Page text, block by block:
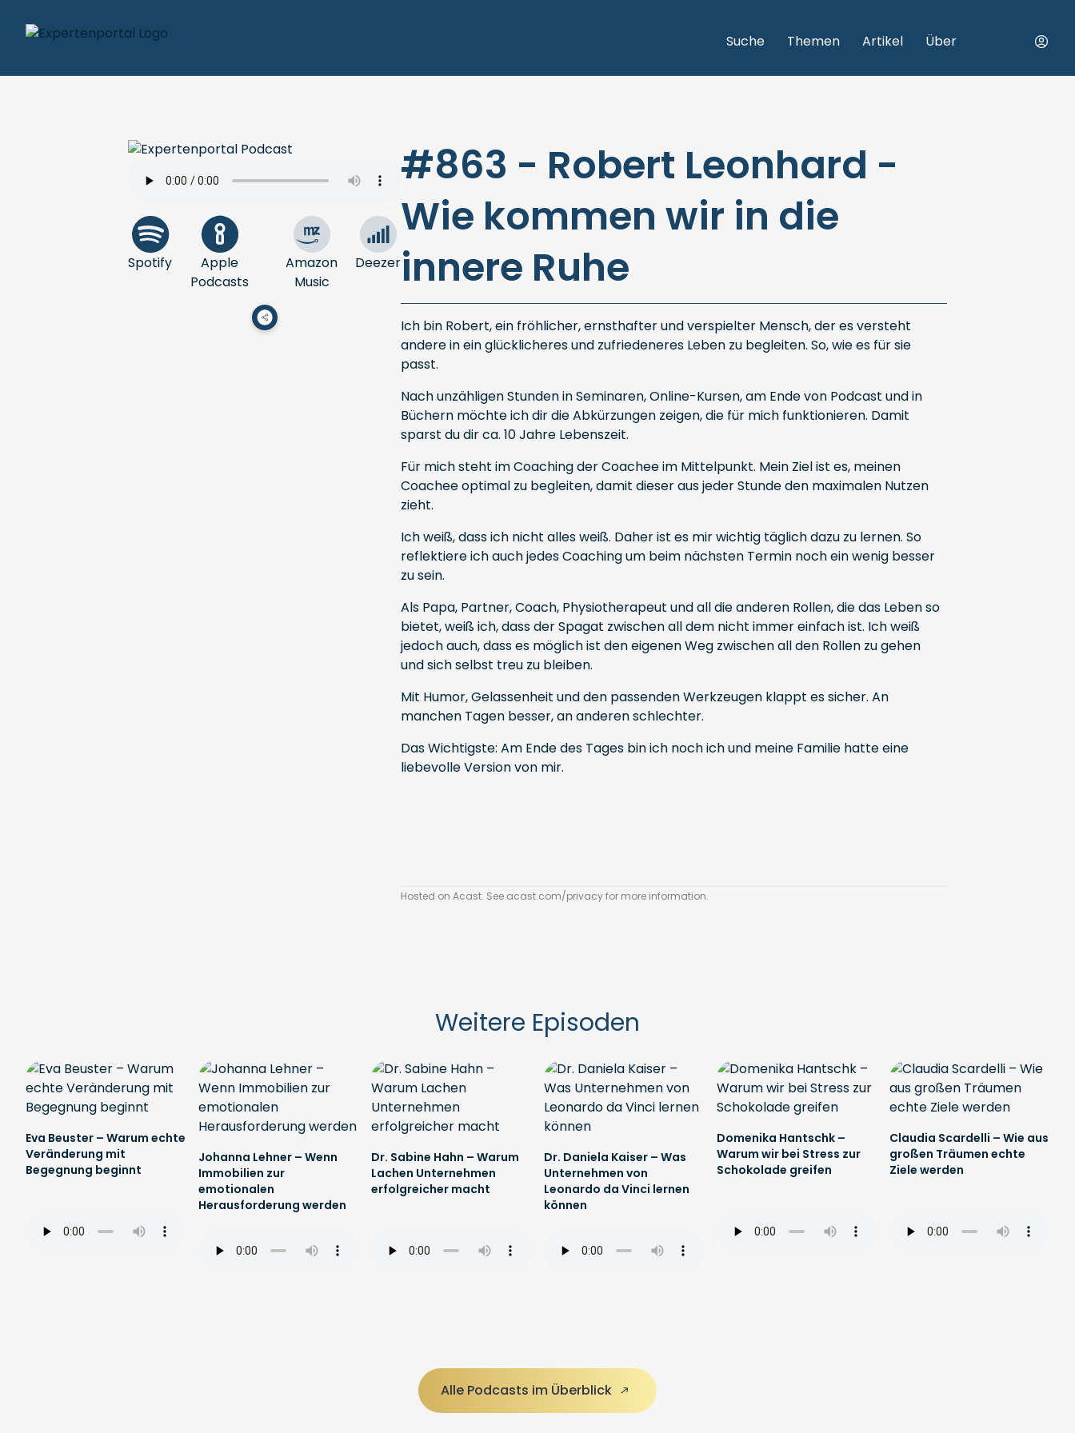
Suche Themen Artikel Über
Spotify
Apple
Podcasts
Amazon
Music
Deezer
#863 - Robert Leonhard -
Wie kommen wir in die
innere Ruhe
Ich bin Robert, ein fröhlicher, ernsthafter und verspielter Mensch, der es versteht
andere in ein glücklicheres und zufriedeneres Leben zu begleiten. So, wie es für sie
passt.
Nach unzähligen Stunden in Seminaren, Online-Kursen, am Ende von Podcast und in
Büchern möchte ich dir die Abkürzungen zeigen, die für mich funktionieren. Damit
sparst du dir ca. 10 Jahre Lebenszeit.
Für mich steht im Coaching der Coachee im Mittelpunkt. Mein Ziel ist es, meinen
Coachee optimal zu begleiten, damit dieser aus jeder Stunde den maximalen Nutzen
zieht.
Ich weiß, dass ich nicht alles weiß. Daher ist es mir wichtig täglich dazu zu lernen. So
reflektiere ich auch jedes Coaching um beim nächsten Termin noch ein wenig besser
zu sein.
Als Papa, Partner, Coach, Physiotherapeut und all die anderen Rollen, die das Leben so
bietet, weiß ich, dass der Spagat zwischen all dem nicht immer einfach ist. Ich weiß
jedoch auch, dass es möglich ist den eigenen Weg zwischen all den Rollen zu gehen
und sich selbst treu zu bleiben.
Mit Humor, Gelassenheit und den passenden Werkzeugen klappt es sicher. An
manchen Tagen besser, an anderen schlechter.
Das Wichtigste: Am Ende des Tages bin ich noch ich und meine Familie hatte eine
liebevolle Version von mir.
Hosted on Acast. See acast.com/privacyfor more information.
Weitere Episoden
Eva Beuster – Warum echte
Veränderung mit
Begegnung beginnt
Johanna Lehner – Wenn
Immobilien zur
emotionalen
Herausforderung werden
Dr. Sabine Hahn – Warum
Lachen Unternehmen
erfolgreicher macht
Dr. Daniela Kaiser – Was
Unternehmen von
Leonardo da Vinci lernen
können
Domenika Hantschk –
Warum wir bei Stress zur
Schokolade greifen
Claudia Scardelli – Wie aus
großen Träumen echte
Ziele werden
Alle Podcasts im Überblick